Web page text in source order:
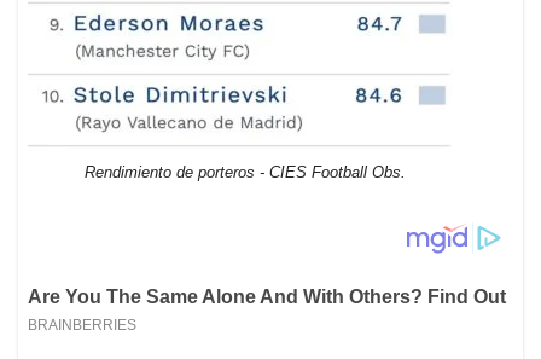
Rendimiento de porteros - CIES Football Obs.